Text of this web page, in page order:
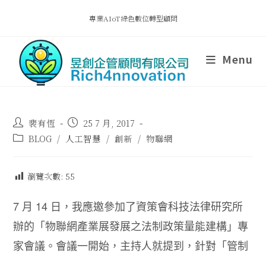
專業AIoT綠色數位轉型顧問
Menu
裴有恆
25 7 月, 2017
BLOG / 人工智慧 / 創新 / 物聯網
瀏覽次數: 55
7 月 14 日，我應邀參加了資策會科技法律研究所
辦的「物聯網產業展發展之法制政策量能建構」專
家會議。會議一開始，主持人就提到，針對「管制